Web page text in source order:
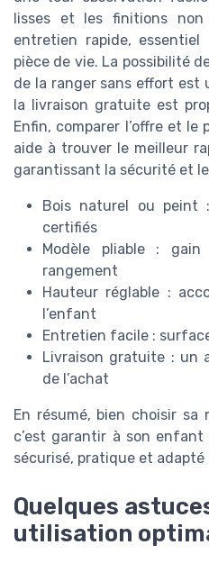
lisses et les finitions non
entretien rapide,
pièce de vie. La possibilité
de la ranger sans effort
la livraison gratuite est
Enfin, comparer l’offre et
aide à trouver le meilleur
garantissant la sécurité et
Bois naturel ou peint
certifiés
Modèle pliable :
rangement
Hauteur réglable :
l’enfant
Entretien facile :
Livraison gratuite : un
de l’achat
En résumé, bien choisir sa
c’est garantir à son
sécurisé, pratique et
Quelques
utilisation